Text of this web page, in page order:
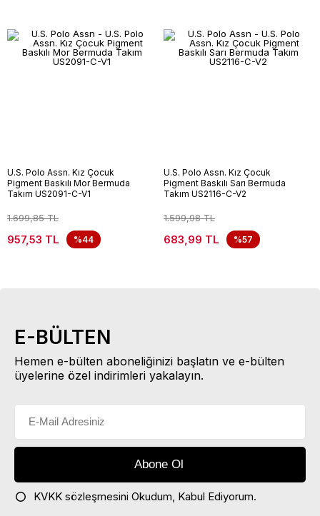
U.S. Polo Assn. Kız Çocuk
Pigment Baskılı Mor Bermuda
Takım US2091-C-V1
1.699,85 TL
957,53 TL %44
U.S. Polo Assn. Kız Çocuk
Pigment Baskılı Sarı Bermuda
Takım US2116-C-V2
1.599,98 TL
683,99 TL %57
E-BÜLTEN
Hemen e-bülten aboneliğinizi başlatın ve e-bülten
üyelerine özel indirimleri yakalayın.
KVKK sözleşmesini Okudum, Kabul Ediyorum.